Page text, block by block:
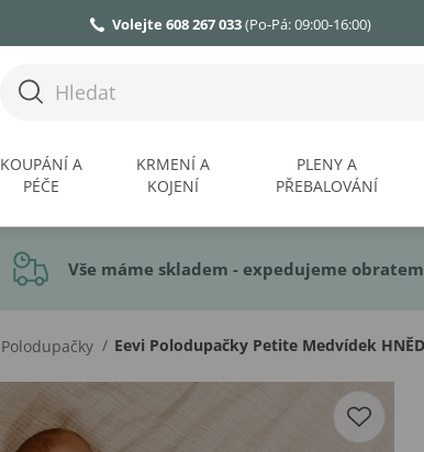
Volejte 608 267 033(Po-Pá: 09:00-16:00)
KOUPÁNÍ A
PÉČE
KRMENÍ A
KOJENÍ
PLENY A
PŘEBALOVÁNÍ
Vše máme skladem - expedujeme
Polodupačky / Eevi Polodupačky Petite Medvídek